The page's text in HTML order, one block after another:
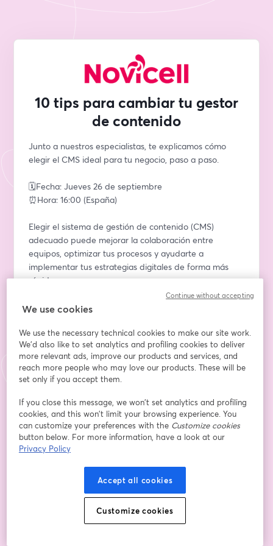
10 tips para cambiar tu gestor
de contenido
Junto a nuestros especialistas, te explicamos cómo
elegir el CMS ideal para tu negocio, paso a paso.
🗓️Fecha: Jueves 26 de septiembre
⏰Hora: 16:00 (España)
Elegir el sistema de gestión de contenido (CMS)
adecuado puede mejorar la colaboración entre
equipos, optimizar tus procesos y ayudarte a
implementar tus estrategias digitales de forma más
rápida.
Qué te llevarás de nuestro webinar:
a todos los departamentos en la selección del CMS
para garantizar que cubra las necesidades de toda la
empresa.
• Priorización de funcionalidades: Qué aspectos
técnicos y prácticos debes tener en cuenta para
asegurar que el CMS elegido tenga una buena
usabilidad.
• Garantía de soporte y mantenimiento: Importancia
de evaluar el soporte técnico y las actualizaciones para
garantizar el éxito a largo plazo.
•  Aprende de expertos en tecnología de CMS que te
darán las claves para tomar una decisión informada.
•  Conoce los puntos críticos que debes considerar
We use cookies
We use the necessary technical cookies to make our site work.
We'd also like to set analytics and profiling cookies to deliver
more relevant ads, improve our products and services, and
reach more people who may love our products. These will be
set only if you accept them.
If you close this message, we won’t set analytics and profiling
cookies, and this won’t limit your browsing experience. You
can customize your preferences with the Customize cookies
button below. For more information, have a look at our
Privacy Policy
Accept all cookies
Customize cookies
Continue without accepting